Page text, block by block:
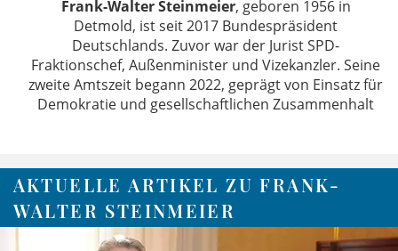
Frank-Walter Steinmeier, geboren 1956 in
Detmold, ist seit 2017 Bundespräsident
Deutschlands. Zuvor war der Jurist SPD-
Fraktionschef, Außenminister und Vizekanzler. Seine
zweite Amtszeit begann 2022, geprägt von Einsatz für
Demokratie und gesellschaftlichen Zusammenhalt
AKTUELLE ARTIKEL ZU FRANK-
WALTER STEINMEIER